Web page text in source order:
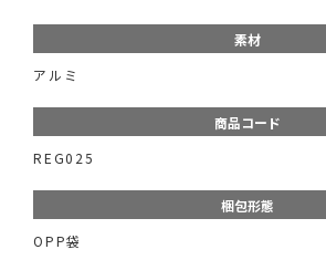
素材
アルミ
商品コード
REG025
梱包形態
OPP袋